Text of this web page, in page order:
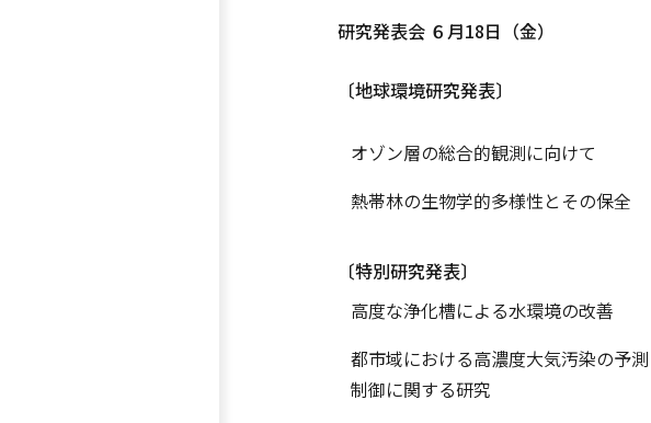
研究発表会 ６月18日（金）
〔地球環境研究発表〕
オゾン層の総合的観測に向けて
熱帯林の生物学的多様性とその保全
〔特別研究発表〕
高度な浄化槽による水環境の改善
都市域における高濃度大気汚染の予
制御に関する研究